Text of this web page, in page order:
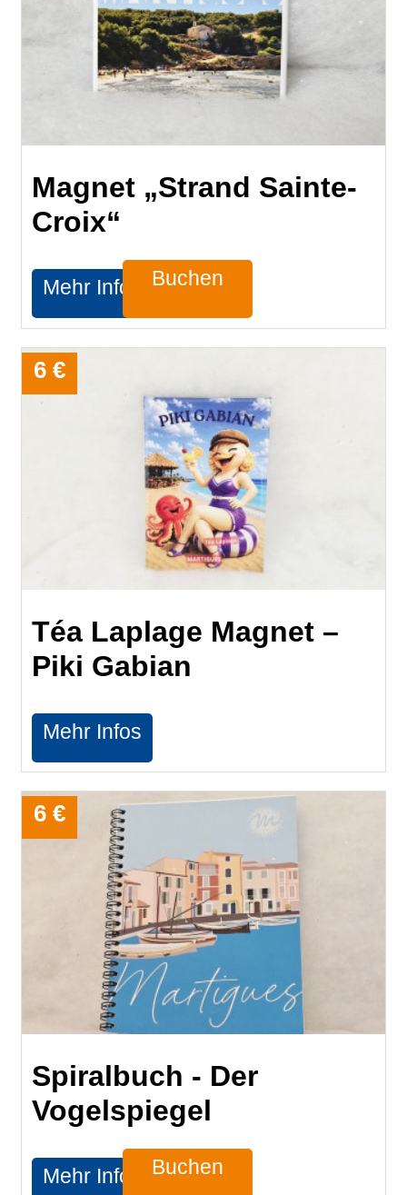
Magnet „Strand Sainte-
Croix“
Mehr Infos Buchen
Téa Laplage Magnet –
Piki Gabian
6 €
Mehr Infos
Spiralbuch - Der
Vogelspiegel
6 €
Mehr Infos Buchen